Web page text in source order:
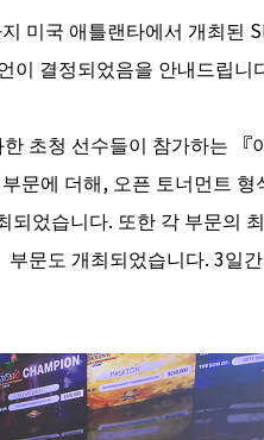
미국 애틀랜타에서 개최된
이 결정되었음을 안내드립니
초청 선수들이 참가하는 『
문에 더해, 오픈 토너먼트
었습니다. 또한 각 부문의
문도 개최되었습니다. 3일